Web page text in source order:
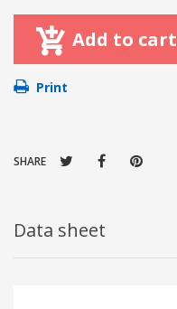
Add to cart
Print
SHARE
Data sheet